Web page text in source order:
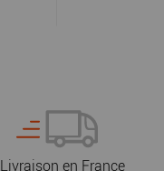
Livraison en France